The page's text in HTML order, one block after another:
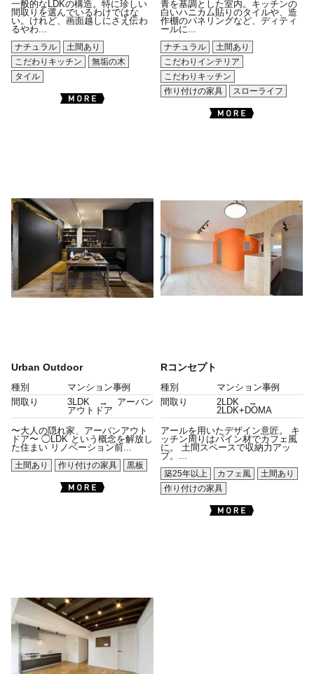
一般的なLDKの構造。特に珍しい
間取りを選んでいるわけではな
い。けれど、画面越しにさえ伝わ
るやわ...
ナチュラル
土間あり
こだわりキッチン
無垢の木
タイル
青を基調とした室内。キッチンの
白いハニカム貼りのタイルや、造
作棚のパネリングなど、ディティ
ールに...
ナチュラル
土間あり
こだわりインテリア
こだわりキッチン
作り付けの家具
スローライフ
Urban Outdoor
種別
マンション事例
間取り
3LDK → アーバン
アウトドア
〜大人の隠れ家、アーバンアウト
ドア〜 ◯LDK という概念を解放し
た住まい リノベーション前...
土間あり
作り付けの家具 黒板
Rコンセプト
種別
マンション事例
間取り
2LDK →
2LDK+DOMA
アールを用いたデザイン意匠。 キ
ッチン周りはパイン材でカフェ風
に。 土間スペースで収納力アッ
プ。...
築25年以上
カフェ風
土間あり
作り付けの家具